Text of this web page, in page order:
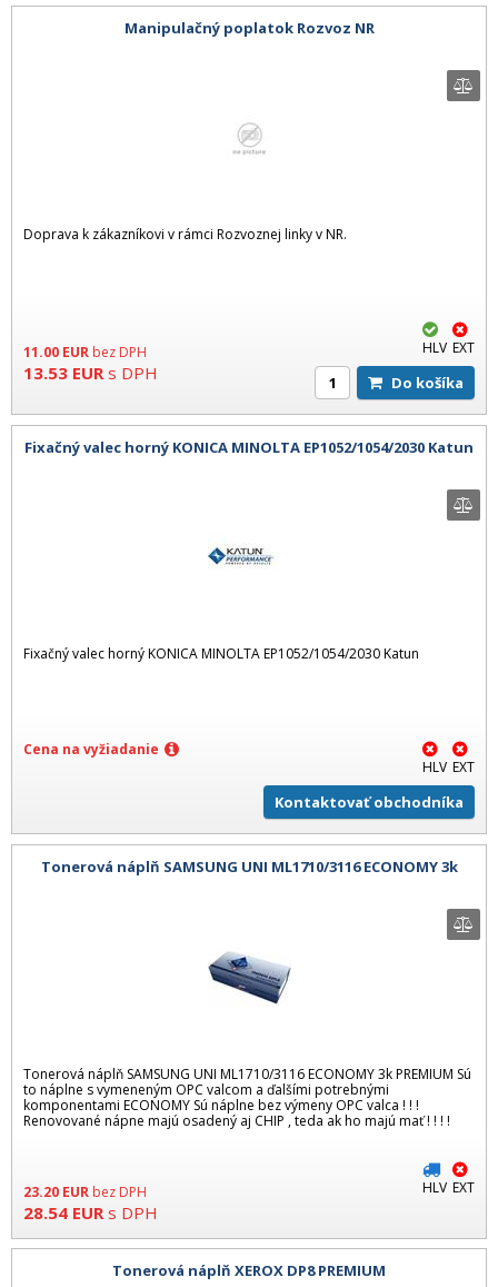
Manipulačný poplatok Rozvoz NR
Doprava k zákazníkovi v rámci Rozvoznej linky v NR.
11.00 EUR bez DPH
13.53 EUR s DPH
HLV EXT
Do košíka
Fixačný valec horný KONICA MINOLTA EP1052/1054/2030 Katun
Fixačný valec horný KONICA MINOLTA EP1052/1054/2030 Katun
Cena na vyžiadanie
HLV EXT
Kontaktovať obchodníka
Tonerová náplň SAMSUNG UNI ML1710/3116 ECONOMY 3k
Tonerová náplň SAMSUNG UNI ML1710/3116 ECONOMY 3k PREMIUM Sú
to náplne s vymeneným OPC valcom a ďalšími potrebnými
komponentami ECONOMY Sú náplne bez výmeny OPC valca ! ! !
Renovované nápne majú osadený aj CHIP , teda ak ho majú mať ! ! ! !
23.20 EUR bez DPH
28.54 EUR s DPH
HLV EXT
Tonerová náplň XEROX DP8 PREMIUM